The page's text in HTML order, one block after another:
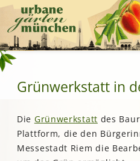
Grünwerkstatt in
Die Grünwerkstatt des
Plattform, die den
Messestadt Riem die